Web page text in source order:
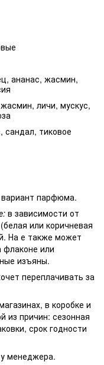
ананас, жасмин,
личи, мускус,
сандал, тиковое
парфюма.
в зависимости от
или коричневая
На е также может
флаконе или
изъяны.
переплачивать за
в коробке и
из причин: сезонная
срок годности
менеджера.